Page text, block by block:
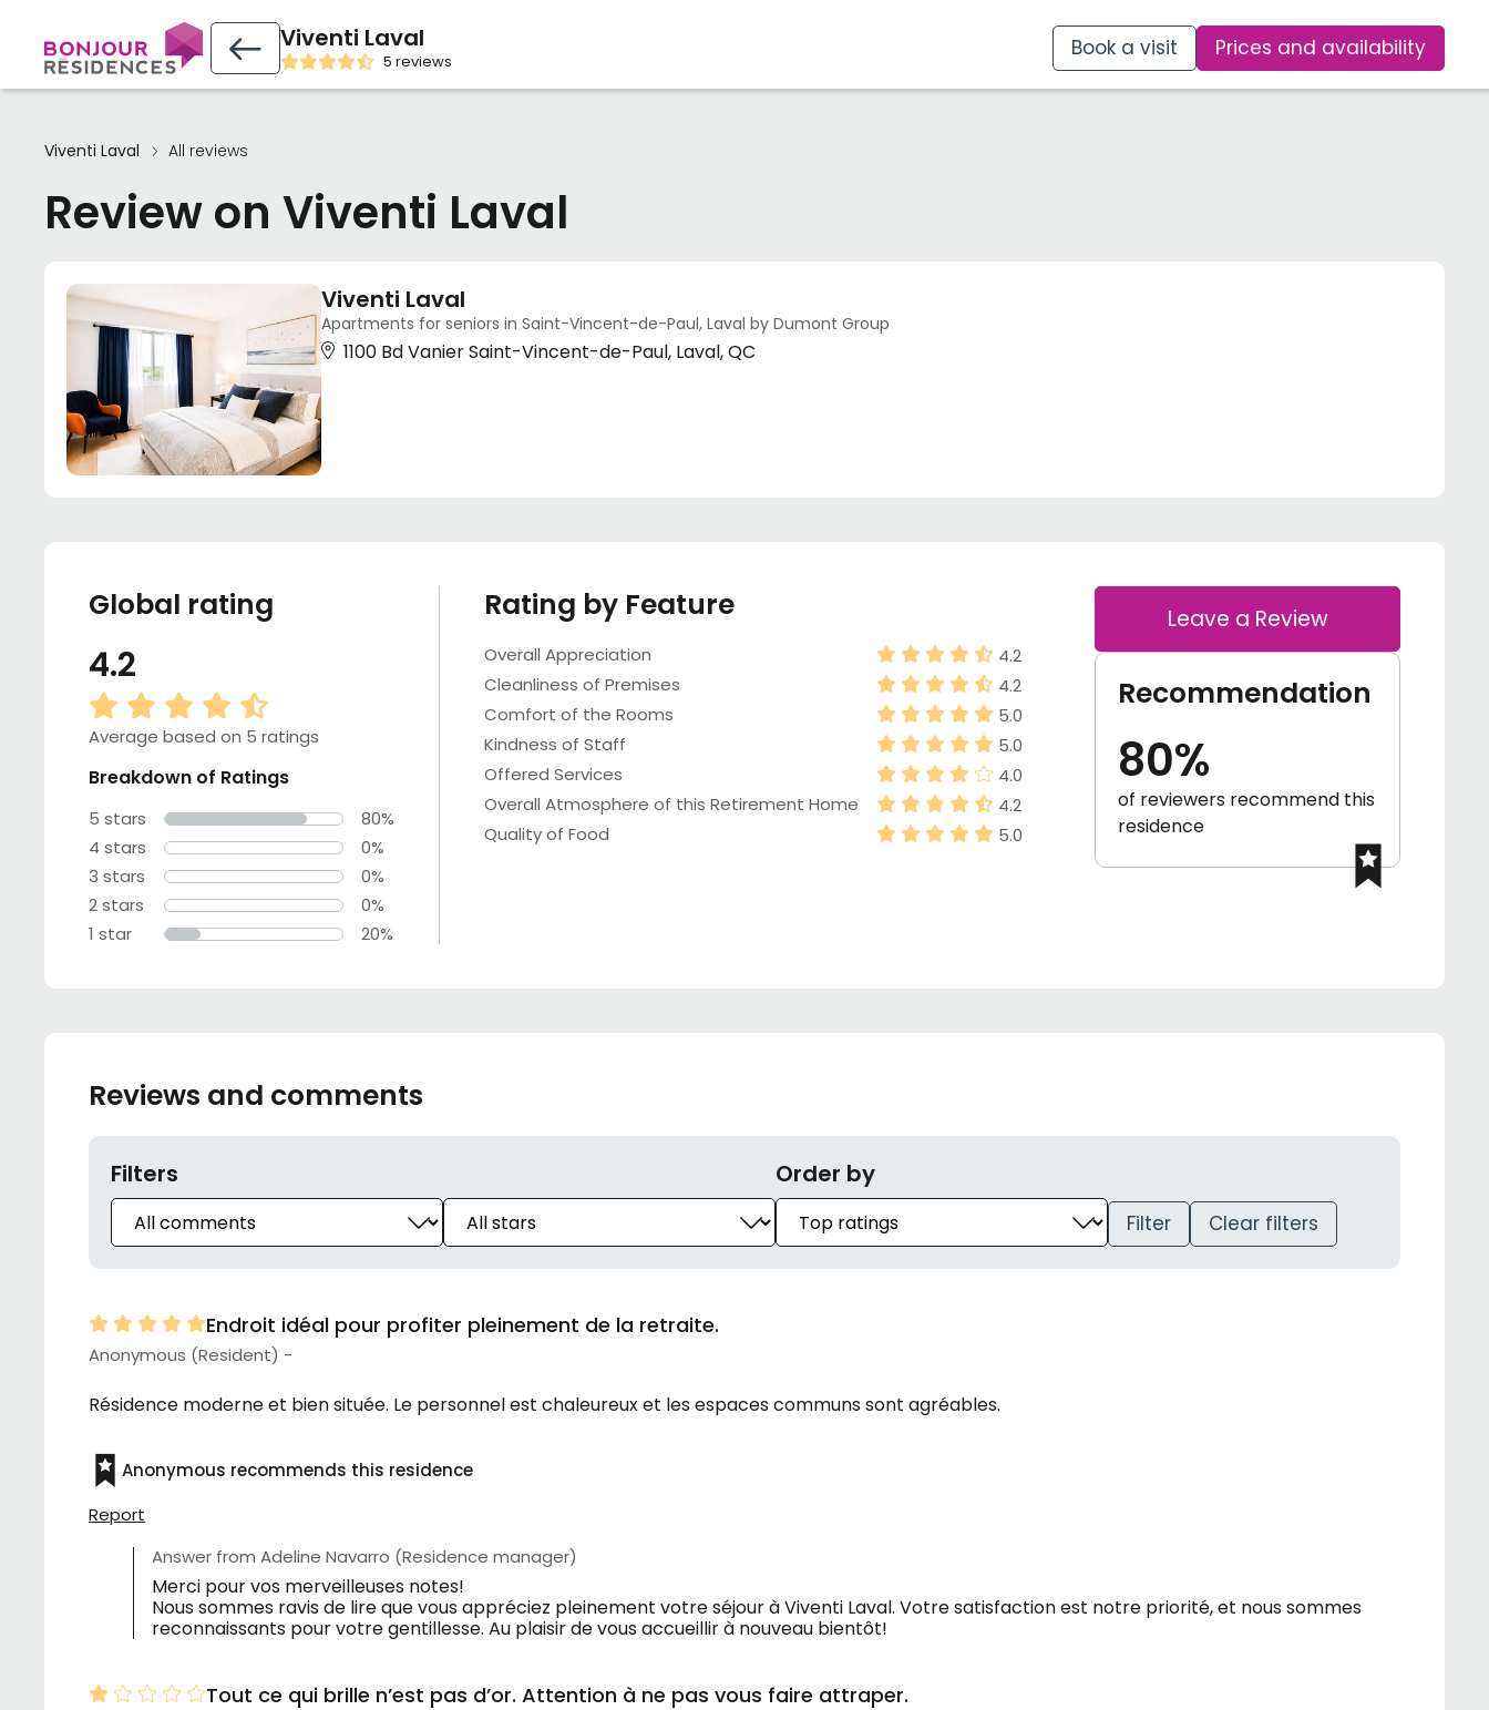
Viventi Laval
5 reviews
Book a visit Prices and availability
Viventi Laval All reviews
Review on Viventi Laval
Viventi Laval
Apartments for seniors in Saint-Vincent-de-Paul, Laval by Dumont Group
1100 Bd Vanier Saint-Vincent-de-Paul, Laval, QC
Global rating
4.2
Average based on 5 ratings
Breakdown of Ratings
5 stars
80%
4 stars
0%
3 stars
0%
2 stars
0%
1 star
20%
Rating by Feature
Overall Appreciation
4.2
Cleanliness of Premises
4.2
Comfort of the Rooms
5.0
Kindness of Staff
5.0
Offered Services
4.0
Overall Atmosphere of this Retirement Home
4.2
Quality of Food
5.0
Leave a Review
Recommendation
80%
of reviewers recommend this
residence
Reviews and comments
Filters Order by
Filter Clear filters
Endroit idéal pour profiter pleinement de la retraite.
Anonymous (Resident) -
Résidence moderne et bien située. Le personnel est chaleureux et les espaces communs sont agréables.
Anonymous recommends this residence
Report
Answer from Adeline Navarro (Residence manager)
Merci pour vos merveilleuses notes!
Nous sommes ravis de lire que vous appréciez pleinement votre séjour à Viventi Laval. Votre satisfaction est notre priorité, et nous sommes
reconnaissants pour votre gentillesse. Au plaisir de vous accueillir à nouveau bientôt!
Tout ce qui brille n’est pas d’or. Attention à ne pas vous faire attraper.